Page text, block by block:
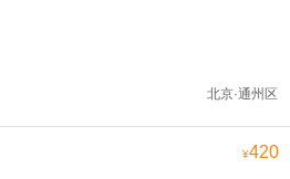
北京·通州区
¥420